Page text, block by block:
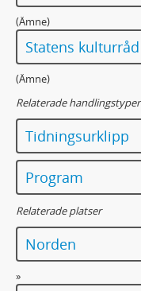
(Ämne)
Statens kulturråd
(Ämne)
Relaterade handlingstyper
Tidningsurklipp
Program
Relaterade platser
Norden
»